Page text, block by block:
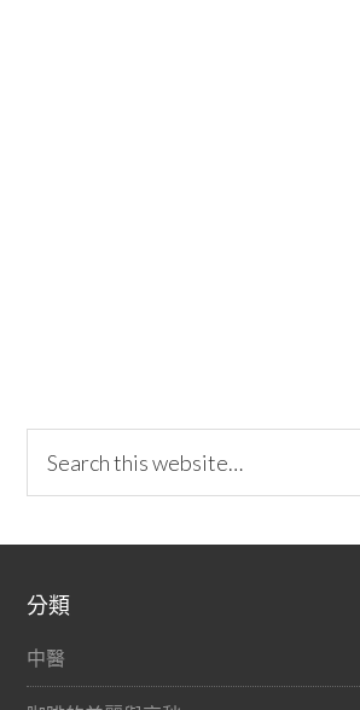
分類
中醫